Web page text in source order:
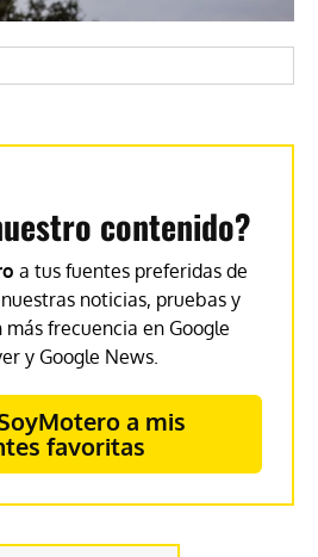
contenido?
a tus fuentes preferidas de
noticias, pruebas y
más frecuencia en Google
y Google News.
a mis
favoritas